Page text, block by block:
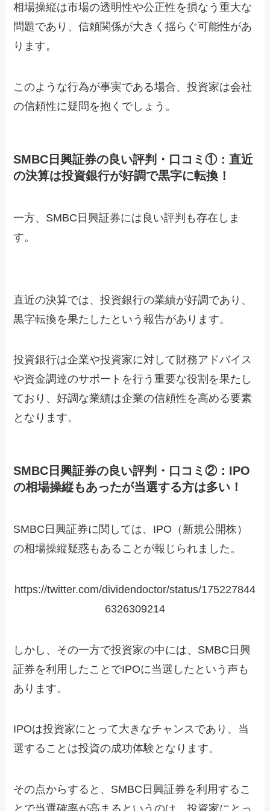
相場操縦は市場の透明性や公正性を損なう重大な
問題であり、信頼関係が大きく揺らぐ可能性があ
ります。
このような行為が事実である場合、投資家は会社
の信頼性に疑問を抱くでしょう。
SMBC日興証券の良い評判・口コミ①：直近
の決算は投資銀行が好調で黒字に転換！
一方、SMBC日興証券には良い評判も存在しま
す。
直近の決算では、投資銀行の業績が好調であり、
黒字転換を果たしたという報告があります。
投資銀行は企業や投資家に対して財務アドバイス
や資金調達のサポートを行う重要な役割を果たし
ており、好調な業績は企業の信頼性を高める要素
となります。
SMBC日興証券の良い評判・口コミ②：IPO
の相場操縦もあったが当選する方は多い！
SMBC日興証券に関しては、IPO（新規公開株）
の相場操縦疑惑もあることが報じられました。
https://twitter.com/dividendoctor/status/175227844
6326309214
しかし、その一方で投資家の中には、SMBC日興
証券を利用したことでIPOに当選したという声も
あります。
IPOは投資家にとって大きなチャンスであり、当
選することは投資の成功体験となります。
その点からすると、SMBC日興証券を利用するこ